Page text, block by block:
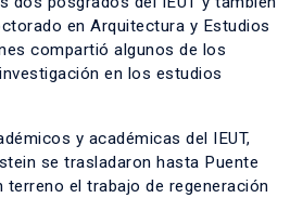
en Arquitectura y Estudios
compartió algunos de los
en los estudios
y académicas del IEUT,
se trasladaron hasta Puente
terreno el trabajo de regeneración